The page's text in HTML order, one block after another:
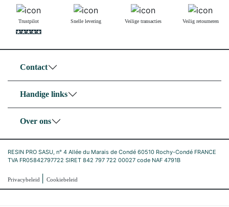
Trustpilot Snelle levering Veilige transacties Veilig retourneren
Contact
Handige links
Over ons
RESIN PRO SASU, n° 4 Allée du Marais de Condé 60510 Rochy-Condé FRANCE
TVA FR05842797722 SIRET 842 797 722 00027 code NAF 4791B
Privacybeleid Cookiebeleid